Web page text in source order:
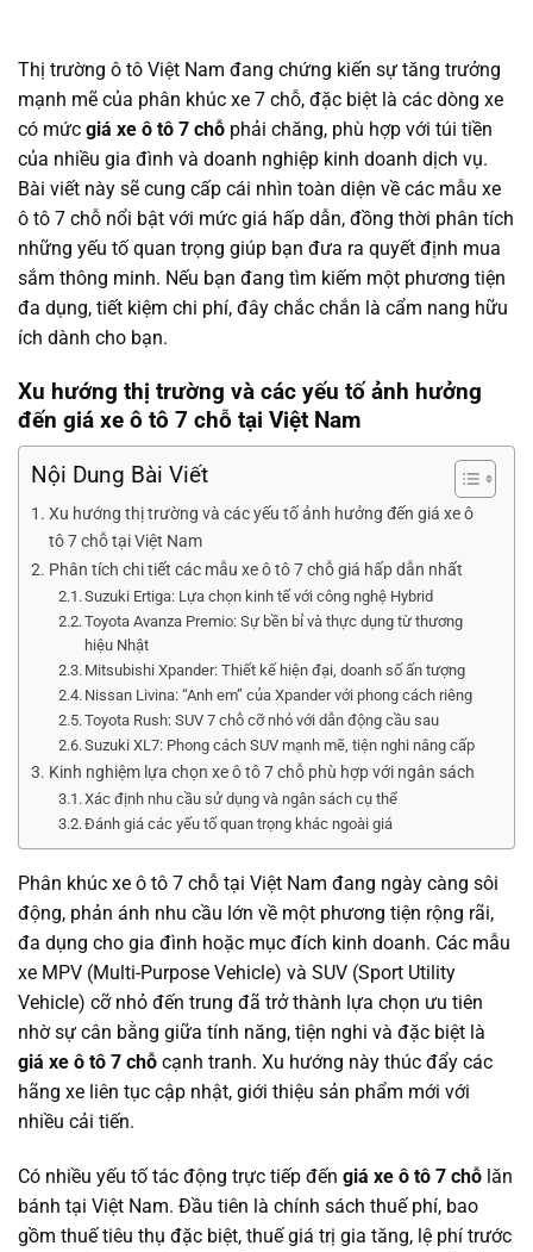
Thị trường ô tô Việt Nam đang chứng kiến sự tăng trưởng
mạnh mẽ của phân khúc xe 7 chỗ, đặc biệt là các dòng xe
có mức giá xe ô tô 7 chỗ phải chăng, phù hợp với túi tiền
của nhiều gia đình và doanh nghiệp kinh doanh dịch vụ.
Bài viết này sẽ cung cấp cái nhìn toàn diện về các mẫu xe
ô tô 7 chỗ nổi bật với mức giá hấp dẫn, đồng thời phân tích
những yếu tố quan trọng giúp bạn đưa ra quyết định mua
sắm thông minh. Nếu bạn đang tìm kiếm một phương tiện
đa dụng, tiết kiệm chi phí, đây chắc chắn là cẩm nang hữu
ích dành cho bạn.
Xu hướng thị trường và các yếu tố ảnh hưởng
đến giá xe ô tô 7 chỗ tại Việt Nam
Nội Dung Bài Viết
Xu hướng thị trường và các yếu tố ảnh hưởng đến giá xe ô
tô 7 chỗ tại Việt Nam
Phân tích chi tiết các mẫu xe ô tô 7 chỗ giá hấp dẫn nhất
Suzuki Ertiga: Lựa chọn kinh tế với công nghệ Hybrid
Toyota Avanza Premio: Sự bền bỉ và thực dụng từ thương
hiệu Nhật
Mitsubishi Xpander: Thiết kế hiện đại, doanh số ấn tượng
Nissan Livina: “Anh em” của Xpander với phong cách riêng
Toyota Rush: SUV 7 chỗ cỡ nhỏ với dẫn động cầu sau
Suzuki XL7: Phong cách SUV mạnh mẽ, tiện nghi nâng cấp
Kinh nghiệm lựa chọn xe ô tô 7 chỗ phù hợp với ngân sách
Xác định nhu cầu sử dụng và ngân sách cụ thể
Đánh giá các yếu tố quan trọng khác ngoài giá
Phân khúc xe ô tô 7 chỗ tại Việt Nam đang ngày càng sôi
động, phản ánh nhu cầu lớn về một phương tiện rộng rãi,
đa dụng cho gia đình hoặc mục đích kinh doanh. Các mẫu
xe MPV (Multi-Purpose Vehicle) và SUV (Sport Utility
Vehicle) cỡ nhỏ đến trung đã trở thành lựa chọn ưu tiên
nhờ sự cân bằng giữa tính năng, tiện nghi và đặc biệt là
giá xe ô tô 7 chỗ cạnh tranh. Xu hướng này thúc đẩy các
hãng xe liên tục cập nhật, giới thiệu sản phẩm mới với
nhiều cải tiến.
Có nhiều yếu tố tác động trực tiếp đến giá xe ô tô 7 chỗ lăn
bánh tại Việt Nam. Đầu tiên là chính sách thuế phí, bao
gồm thuế tiêu thụ đặc biệt, thuế giá trị gia tăng, lệ phí trước